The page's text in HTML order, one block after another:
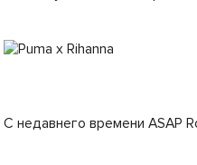
С недавнего времени ASAP